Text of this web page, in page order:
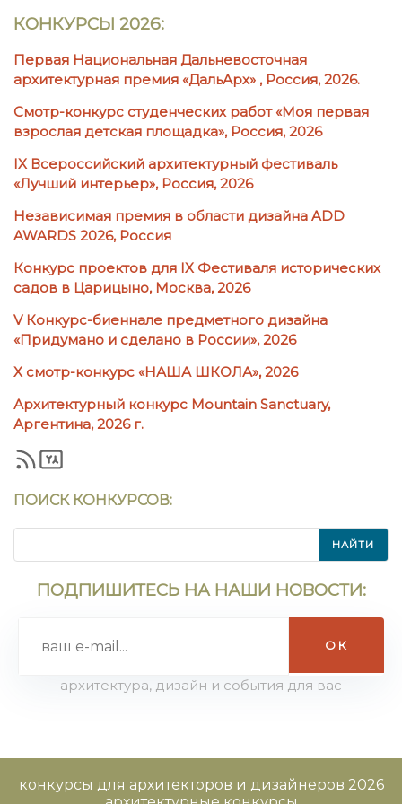
КОНКУРСЫ 2026:
Первая Национальная Дальневосточная
архитектурная премия «ДальАрх» , Россия, 2026.
Смотр-конкурс студенческих работ «Моя первая
взрослая детская площадка», Россия, 2026
IX Всероссийский архитектурный фестиваль
«Лучший интерьер», Россия, 2026
Независимая премия в области дизайна ADD
AWARDS 2026, Россия
Конкурс проектов для IX Фестиваля исторических
садов в Царицыно, Москва, 2026
V Конкурс-биеннале предметного дизайна
«Придумано и сделано в России», 2026
X смотр-конкурс «НАША ШКОЛА», 2026
Архитектурный конкурс Mountain Sanctuary,
Аргентина, 2026 г.
ПОИСК КОНКУРСОВ:
НАЙТИ
ПОДПИШИТЕСЬ НА НАШИ НОВОСТИ:
архитектура, дизайн и события для вас
конкурсы для архитекторов и дизайнеров 2026